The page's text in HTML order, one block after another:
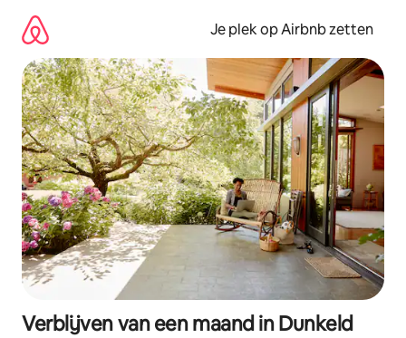
direct
naar
inhoud
Je plek op Airbnb zetten
Verblijven van een maand in Dunkeld